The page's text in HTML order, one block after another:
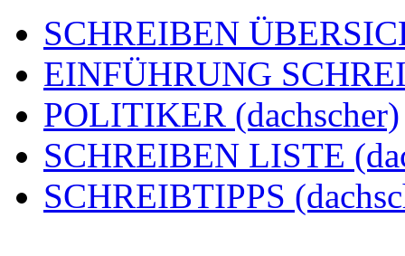
SCHREIBEN
EINFÜHRUNG
POLITIKER (dachscher)
SCHREIBEN LISTE
SCHREIBTIPPS